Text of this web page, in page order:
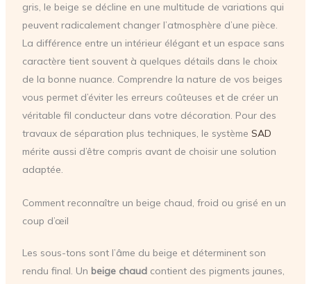
gris, le beige se décline en une multitude de variations qui
peuvent radicalement changer l’atmosphère d’une pièce.
La différence entre un intérieur élégant et un espace sans
caractère tient souvent à quelques détails dans le choix
de la bonne nuance. Comprendre la nature de vos beiges
vous permet d’éviter les erreurs coûteuses et de créer un
véritable fil conducteur dans votre décoration. Pour des
travaux de séparation plus techniques, le système SAD
mérite aussi d’être compris avant de choisir une solution
adaptée.
Comment reconnaître un beige chaud, froid ou grisé en un
coup d’œil
Les sous-tons sont l’âme du beige et déterminent son
rendu final. Un beige chaudcontient des pigments jaunes,